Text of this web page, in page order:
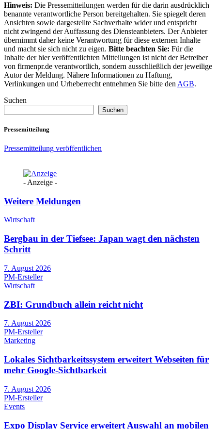
Hinweis: Die Pressemitteilungen werden für die darin ausdrücklich
benannte verantwortliche Person bereitgehalten. Sie spiegelt deren
Ansichten sowie dargestellte Sachverhalte wider und entspricht
nicht zwingend der Auffassung des Diensteanbieters. Der Anbieter
übernimmt daher keine Verantwortung für diese externen Inhalte
und macht sie sich nicht zu eigen. Bitte beachten Sie: Für die
Inhalte der hier veröffentlichten Mitteilungen ist nicht der Betreiber
von firmenpr.de verantwortlich, sondern ausschließlich der jeweilige
Autor der Meldung. Nähere Informationen zu Haftung,
Verlinkungen und Urheberrecht entnehmen Sie bitte den AGB.
Suchen
Suchen
Pressemitteilung
Pressemitteilung veröffentlichen
- Anzeige -
Weitere Meldungen
Wirtschaft
Bergbau in der Tiefsee: Japan wagt den nächsten
Schritt
7. August 2026
PM-Ersteller
Wirtschaft
ZBI: Grundbuch allein reicht nicht
7. August 2026
PM-Ersteller
Marketing
Lokales Sichtbarkeitssystem erweitert Webseiten für
mehr Google-Sichtbarkeit
7. August 2026
PM-Ersteller
Events
Expo Display Service erweitert Auswahl an mobilen